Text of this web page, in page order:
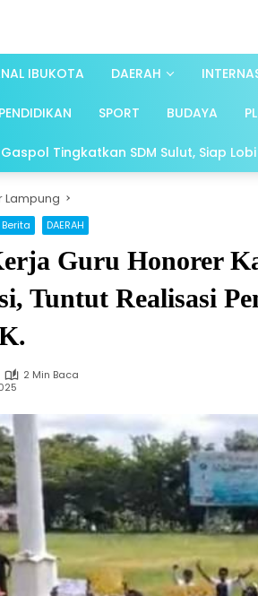
IBUKOTA DAERAH
PENDIDIKAN SPORT BUDAYA
Tingkatkan SDM Sulut, Siap
Lampung
Berita DAERAH
Guru Honorer
Tuntut Realisasi
2 Min Baca